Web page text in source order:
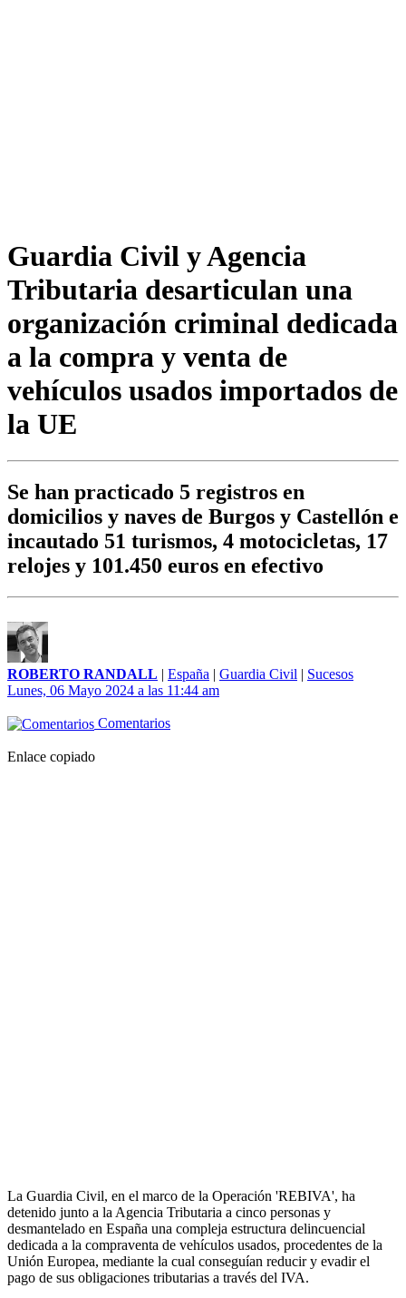
Guardia Civil y Agencia
Tributaria desarticulan una
organización criminal dedicada
a la compra y venta de
vehículos usados importados de
la UE
Se han practicado 5 registros en
domicilios y naves de Burgos y Castellón e
incautado 51 turismos, 4 motocicletas, 17
relojes y 101.450 euros en efectivo
ROBERTO RANDALL | España | Guardia Civil | Sucesos
Lunes, 06 Mayo 2024 a las 11:44 am
Comentarios
Enlace copiado
La Guardia Civil, en el marco de la Operación 'REBIVA', ha
detenido junto a la Agencia Tributaria a cinco personas y
desmantelado en España una compleja estructura delincuencial
dedicada a la compraventa de vehículos usados, procedentes de la
Unión Europea, mediante la cual conseguían reducir y evadir el
pago de sus obligaciones tributarias a través del IVA.